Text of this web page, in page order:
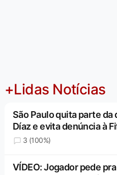
+Lidas Notícias
São Paulo quita parte da
Díaz e evita denúncia à
3 (100%)
VÍDEO: Jogador pede